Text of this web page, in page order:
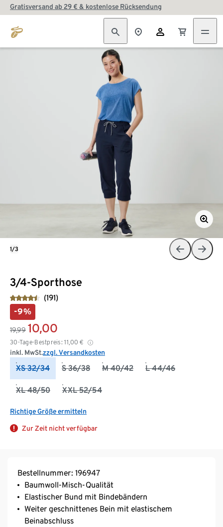
Gratisversand ab 29 € & kostenlose Rücksendung
3/4-Sporthose
(191)
-9%
19,99 10,00
30-Tage-Bestpreis: 11,00 €
inkl. MwSt.zzgl. Versandkosten
XS 32/34 S 36/38 M 40/42 L 44/46
XL 48/50 XXL 52/54
Richtige Größe ermitteln
Zur Zeit nicht verfügbar
1/3
Bestellnummer: 196947
Baumwoll-Misch-Qualität
Elastischer Bund mit Bindebändern
Weiter geschnittenes Bein mit elastischem
Beinabschluss